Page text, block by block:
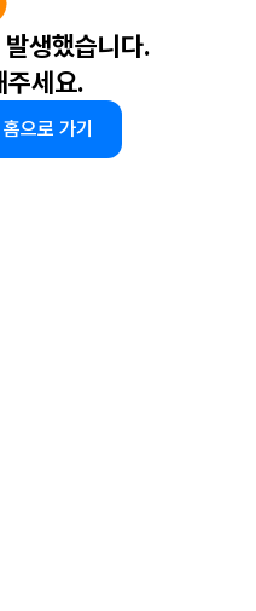
생했습니다.
주세요.
홈으로 가기